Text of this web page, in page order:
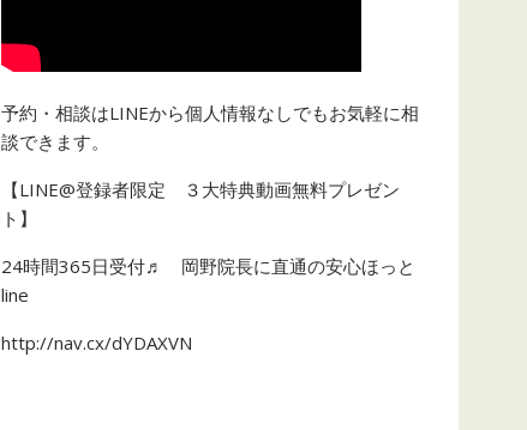
予約・相談はLINEから個人情報なしでもお気軽に相
談できます。
【LINE@登録者限定 ３大特典動画無料プレゼン
ト】
24時間365日受付♬ 岡野院長に直通の安心ほっと
line
http://nav.cx/dYDAXVN